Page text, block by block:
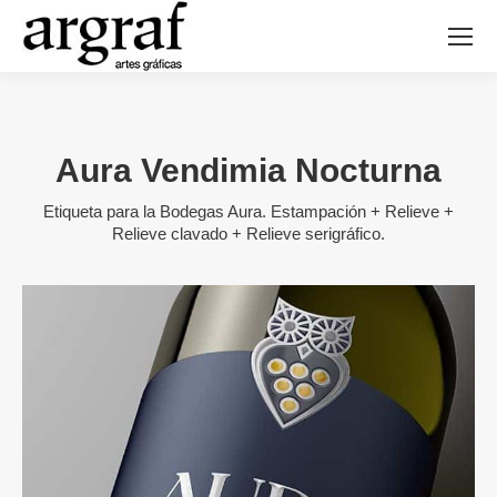
Aura Vendimia Nocturna
Etiqueta para la Bodegas Aura. Estampación + Relieve +
Relieve clavado + Relieve serigráfico.